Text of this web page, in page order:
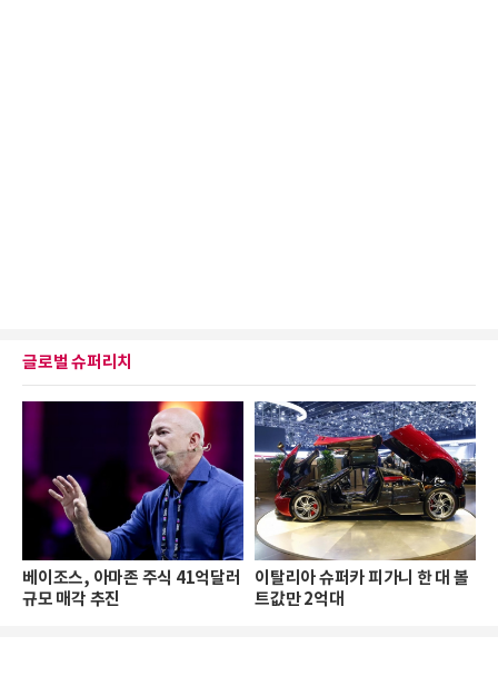
글로벌 슈퍼리치
베이조스, 아마존 주식 41억달러
규모 매각 추진
이탈리아 슈퍼카 피가니 한 대 볼
트값만 2억대